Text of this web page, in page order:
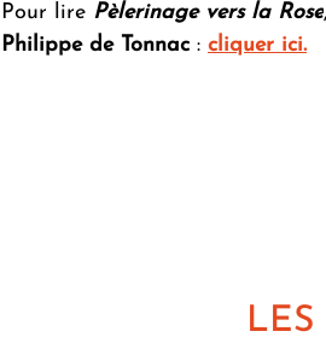
Pour lire Pèlerinage vers la Rose
Philippe de Tonnac : cliquer ici.